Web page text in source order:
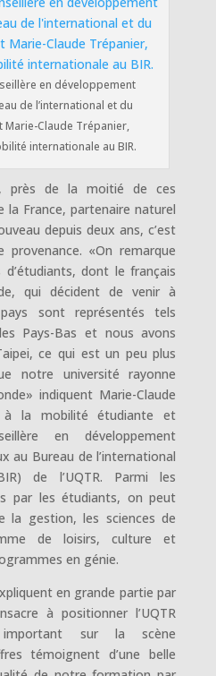
en développement
de l’international et du
Marie-Claude Trépanier,
internationale au BIR.
près de la moitié de ces
la France, partenaire naturel
depuis deux ans, c’est
«On remarque
dont le français
qui décident de venir à
sont représentés tels
les Pays-Bas et nous avons
ce qui est un peu plus
notre université rayonne
indiquent Marie-Claude
à la mobilité étudiante et
en développement
au Bureau de l’international
de l’UQTR. Parmi les
par les étudiants, on peut
la gestion, les sciences de
de loisirs, culture et
en génie.
en grande partie par
à positionner l’UQTR
sur la scène
témoignent d’une belle